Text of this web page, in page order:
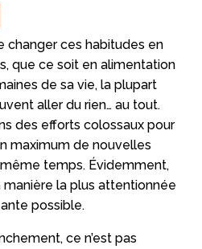
changer ces habitudes en
que ce soit en alimentation
de sa vie, la plupart
aller du rien… au tout.
des efforts colossaux pour
maximum de nouvelles
temps. Évidemment,
la plus attentionnée
possible.
ce n’est pas